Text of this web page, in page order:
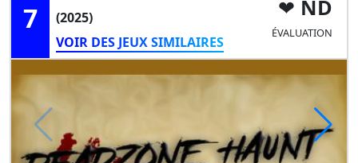
7
(2025)
VOIR DES JEUX SIMILAIRES
ND
ÉVALUATION